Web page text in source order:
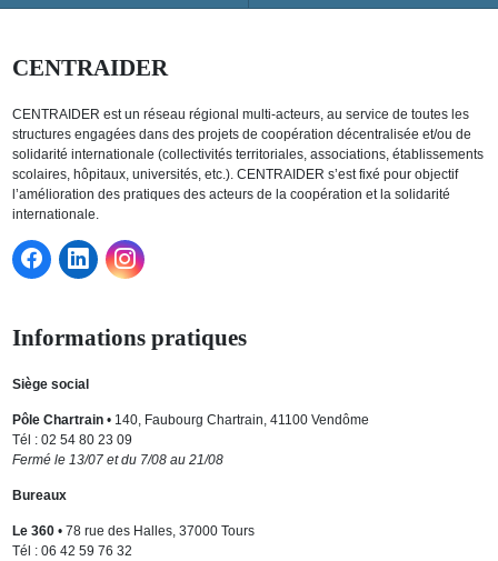
CENTRAIDER
CENTRAIDER est un réseau régional multi-acteurs, au service de toutes les
structures engagées dans des projets de coopération décentralisée et/ou de
solidarité internationale (collectivités territoriales, associations, établissements
scolaires, hôpitaux, universités, etc.). CENTRAIDER s’est fixé pour objectif
l’amélioration des pratiques des acteurs de la coopération et la solidarité
internationale.
Informations pratiques
Siège social
Pôle Chartrain• 140, Faubourg Chartrain, 41100 Vendôme
Tél : 02 54 80 23 09
Fermé le 13/07 et du 7/08 au 21/08
Bureaux
Le 360• 78 rue des Halles, 37000 Tours
Tél : 06 42 59 76 32